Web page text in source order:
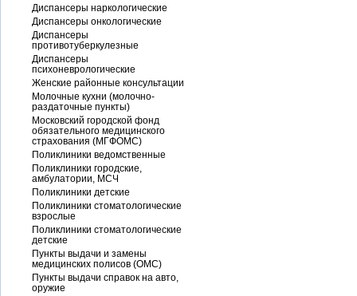
Диспансеры наркологические
Диспансеры онкологические
Диспансеры
противотуберкулезные
Диспансеры
психоневрологические
Женские районные консультации
Молочные кухни (молочно-
раздаточные пункты)
Московский городской фонд
обязательного медицинского
страхования (МГФОМС)
Поликлиники ведомственные
Поликлиники городские,
амбулатории, МСЧ
Поликлиники детские
Поликлиники стоматологические
взрослые
Поликлиники стоматологические
детские
Пункты выдачи и замены
медицинских полисов (ОМС)
Пункты выдачи справок на авто,
оружие